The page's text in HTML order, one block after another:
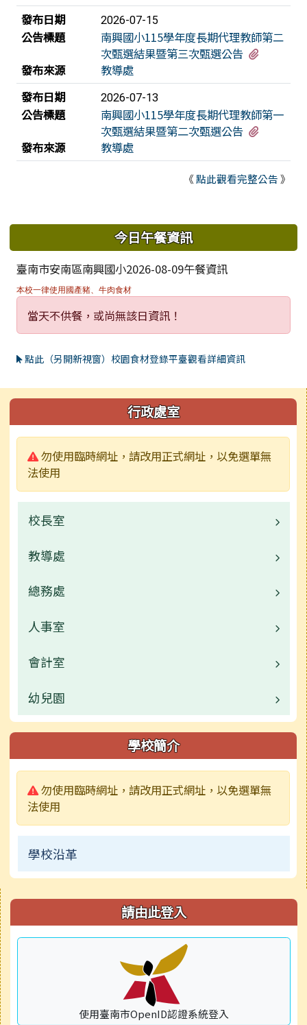
發布日期
2026-07-15
公告標題
南興國小115學年度長期代理教師第二
次甄選結果暨第三次甄選公告
發布來源
教導處
發布日期
2026-07-13
公告標題
南興國小115學年度長期代理教師第一
次甄選結果暨第二次甄選公告
發布來源
教導處
《點此觀看完整公告》
下中區域內容
今日午餐資訊
臺南市安南區南興國小2026-08-09午餐資訊
本校一律使用國產豬、牛肉食材
當天不供餐，或尚無該日資訊！
點此（另開新視窗）校園食材登錄平臺觀看詳細資訊
左邊區域內容 行政處室
警告:
勿使用臨時網址，請改用正式網址，以免選單無
法使用
校長室
業務職掌
教導處
職掌業務
成果專區
校園公告
常用連結
榮譽榜
宣導專區
校網舊站
總務處
業務職掌
校園公告
常用連結
活動相簿
榮譽榜
行事曆
人事室
業務職掌
校園公告
會計室
業務職掌
校園公告
幼兒園
校園公告
活動相簿
行事曆
學校簡介
警告:
勿使用臨時網址，請改用正式網址，以免選單無
法使用
學校沿革
右邊區域內容 請由此登入
使用臺南市OpenID認證系統登入